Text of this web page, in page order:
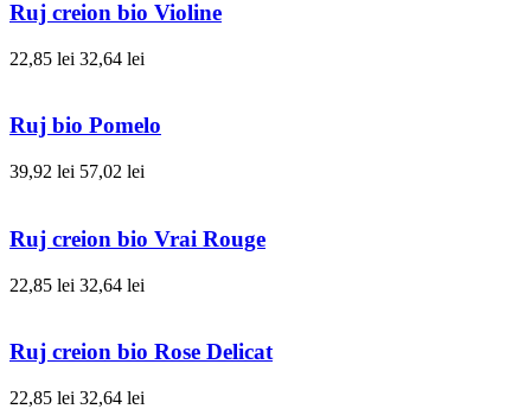
Ruj creion bio Violine
22,85 lei 32,64 lei
Ruj bio Pomelo
39,92 lei 57,02 lei
Ruj creion bio Vrai Rouge
22,85 lei 32,64 lei
Ruj creion bio Rose Delicat
22,85 lei 32,64 lei